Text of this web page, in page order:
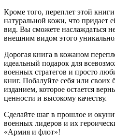
Кроме того, переплет этой
натуральной кожи, что придает
вид. Вы сможете наслаждаться
внешним видом этого
Дорогая книга в кожаном
идеальный подарок для
военных стратегов и просто
книг. Побалуйте себя или
изданием, которое остается
ценности и высокому качеству.
Сделайте шаг в прошлое и
военных лидеров и их
«Армия и флот»!